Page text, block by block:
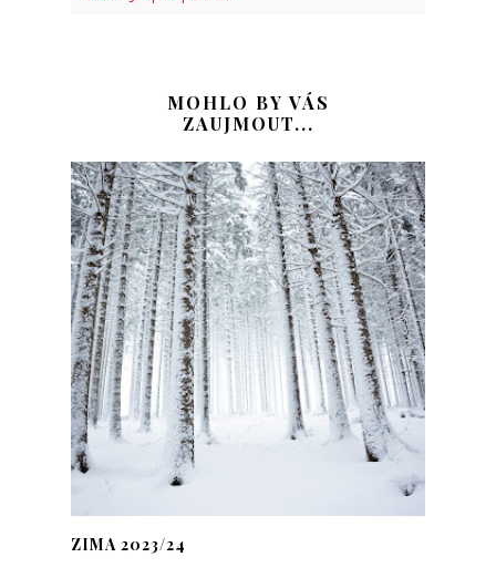
MOHLO BY VÁS
ZAUJMOUT...
ZIMA 2023/24